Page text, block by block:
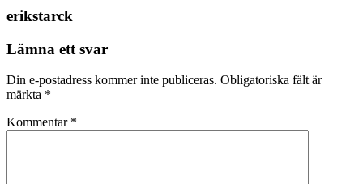
erikstarck
Lämna ett svar
Din e-postadress kommer inte publiceras. Obligatoriska fält är
märkta *
Kommentar *